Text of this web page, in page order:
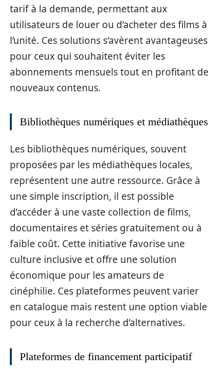
tarif à la demande, permettant aux
utilisateurs de louer ou d’acheter des films à
l’unité. Ces solutions s’avèrent avantageuses
pour ceux qui souhaitent éviter les
abonnements mensuels tout en profitant de
nouveaux contenus.
Bibliothèques numériques et médiathèques
Les bibliothèques numériques, souvent
proposées par les médiathèques locales,
représentent une autre ressource. Grâce à
une simple inscription, il est possible
d’accéder à une vaste collection de films,
documentaires et séries gratuitement ou à
faible coût. Cette initiative favorise une
culture inclusive et offre une solution
économique pour les amateurs de
cinéphilie. Ces plateformes peuvent varier
en catalogue mais restent une option viable
pour ceux à la recherche d’alternatives.
Plateformes de financement participatif